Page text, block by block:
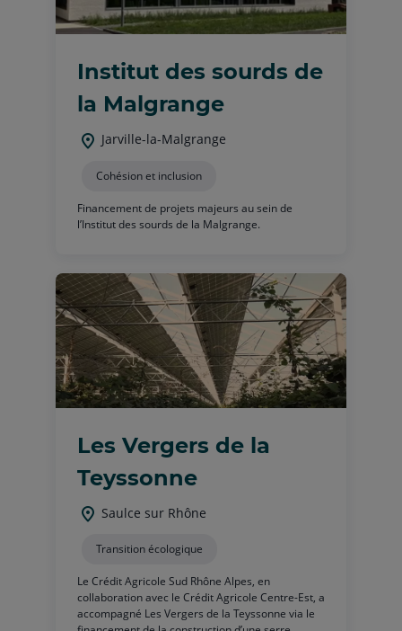
Institut des sourds de
la Malgrange
Jarville-la-Malgrange
Cohésion et inclusion
Financement de projets majeurs au sein de
l’Institut des sourds de la Malgrange.
Les Vergers de la
Teyssonne
Saulce sur Rhône
Transition écologique
Le Crédit Agricole Sud Rhône Alpes, en
collaboration avec le Crédit Agricole Centre-Est, a
accompagné Les Vergers de la Teyssonne via le